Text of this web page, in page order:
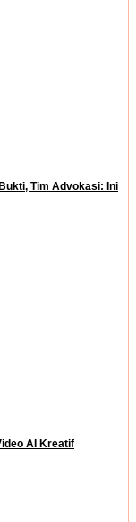
Tim Advokasi: Ini
AI Kreatif